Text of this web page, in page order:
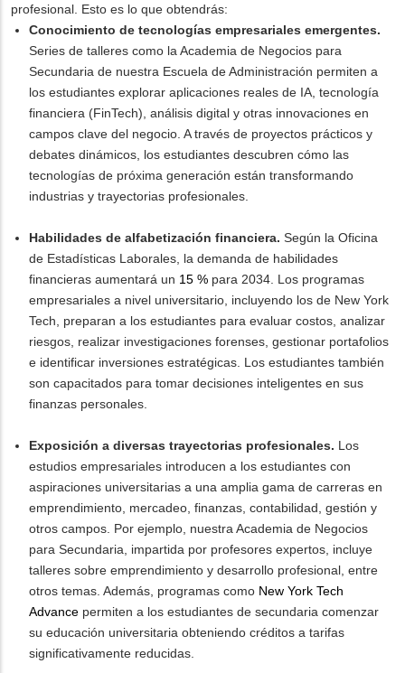
profesional. Esto es lo que obtendrás:
Conocimiento de tecnologías empresariales emergentes.
Series de talleres como la Academia de Negocios para
Secundaria de nuestra Escuela de Administración permiten a
los estudiantes explorar aplicaciones reales de IA, tecnología
financiera (FinTech), análisis digital y otras innovaciones en
campos clave del negocio. A través de proyectos prácticos y
debates dinámicos, los estudiantes descubren cómo las
tecnologías de próxima generación están transformando
industrias y trayectorias profesionales.
Habilidades de alfabetización financiera. Según la Oficina
de Estadísticas Laborales, la demanda de habilidades
financieras aumentará un 15 % para 2034. Los programas
empresariales a nivel universitario, incluyendo los de New York
Tech, preparan a los estudiantes para evaluar costos, analizar
riesgos, realizar investigaciones forenses, gestionar portafolios
e identificar inversiones estratégicas. Los estudiantes también
son capacitados para tomar decisiones inteligentes en sus
finanzas personales.
Exposición a diversas trayectorias profesionales. Los
estudios empresariales introducen a los estudiantes con
aspiraciones universitarias a una amplia gama de carreras en
emprendimiento, mercadeo, finanzas, contabilidad, gestión y
otros campos. Por ejemplo, nuestra Academia de Negocios
para Secundaria, impartida por profesores expertos, incluye
talleres sobre emprendimiento y desarrollo profesional, entre
otros temas. Además, programas como New York Tech
Advance permiten a los estudiantes de secundaria comenzar
su educación universitaria obteniendo créditos a tarifas
significativamente reducidas.